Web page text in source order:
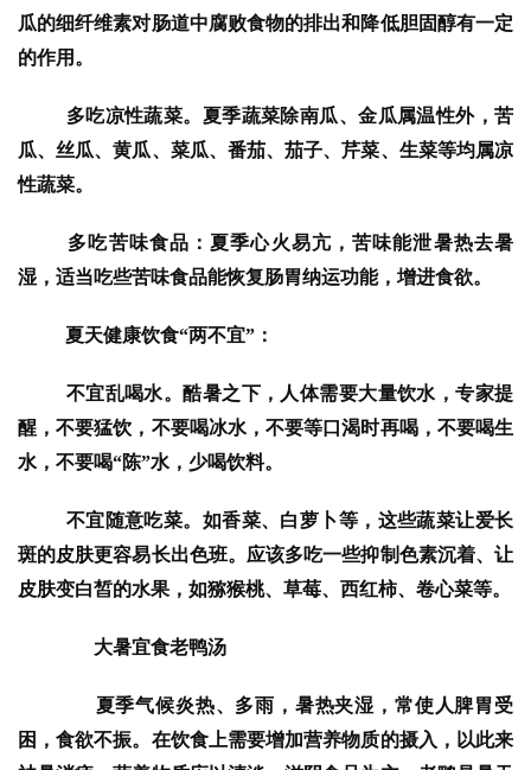
瓜的细纤维素对肠道中腐败食物的排出和降低胆固醇有一定
的作用。
多吃凉性蔬菜。夏季蔬菜除南瓜、金瓜属温性外，苦
瓜、丝瓜、黄瓜、菜瓜、番茄、茄子、芹菜、生菜等均属凉
性蔬菜。
多吃苦味食品：夏季心火易亢，苦味能泄暑热去暑
湿，适当吃些苦味食品能恢复肠胃纳运功能，增进食欲。
夏天健康饮食“两不宜”：
不宜乱喝水。酷暑之下，人体需要大量饮水，专家提
醒，不要猛饮，不要喝冰水，不要等口渴时再喝，不要喝生
水，不要喝“陈”水，少喝饮料。
不宜随意吃菜。如香菜、白萝卜等，这些蔬菜让爱长
斑的皮肤更容易长出色班。应该多吃一些抑制色素沉着、让
皮肤变白皙的水果，如猕猴桃、草莓、西红柿、卷心菜等。
大暑宜食老鸭汤
夏季气候炎热、多雨，暑热夹湿，常使人脾胃受
困，食欲不振。在饮食上需要增加营养物质的摄入，以此来